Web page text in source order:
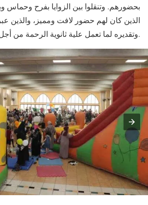
بحضورهم. وتنقلوا بين الزوايا بفرح وحماس
الذين كان لهم حضور لافت ومميز، والذين
وتقديره لما تعمل علية ثانوية الرحمة من أجل صالح التلامذة.